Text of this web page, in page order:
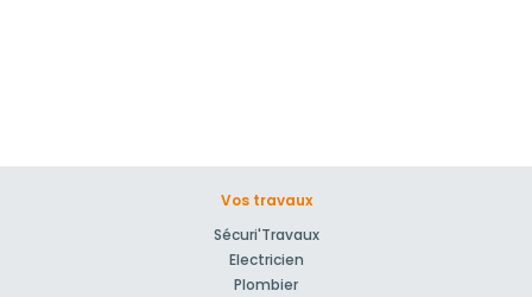
Vos travaux
Sécuri'Travaux
Electricien
Plombier